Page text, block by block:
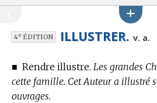
4eÉDITION ILLUSTRER. v. a.
■ Rendre illustre. Les grandes
cette famille. Cet Auteur a illustré
ouvrages.